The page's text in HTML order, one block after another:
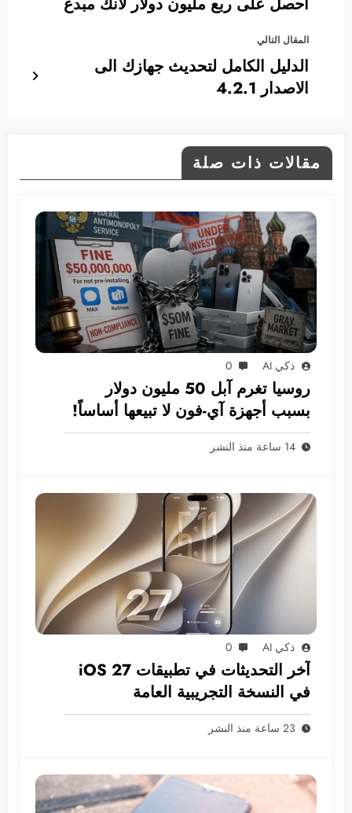
المقال التالي
الدليل الكامل لتحديث جهازك الى
الاصدار 4.2.1
مقالات ذات صلة
ذكي AI 0
روسيا تغرم آبل 50 مليون دولار
بسبب أجهزة آي-فون لا تبيعها أساساً!
14 ساعة منذ النشر
ذكي AI 0
آخر التحديثات في تطبيقات iOS 27
في النسخة التجريبية العامة
23 ساعة منذ النشر